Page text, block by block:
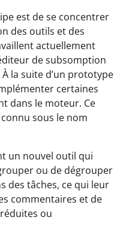
est de se concentrer
des outils et des
actuellement
de subsomption
la suite d’un prototype
certaines
dans le moteur. Ce
sous le nom
un nouvel outil qui
ou de dégrouper
des tâches, ce qui leur
commentaires et de
ou